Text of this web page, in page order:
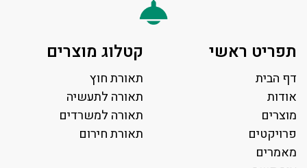
תפריט ראשי
דף הבית
אודות
מוצרים
פרויקטים
מאמרים
קטלוג מוצרים
תאורת חוץ
תאורה לתעשיה
תאורה למשרדים
תאורת חירום